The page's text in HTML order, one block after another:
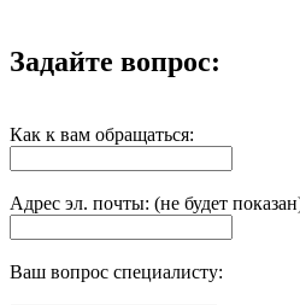
Задайте вопрос:
Как к вам обращаться:
Адрес эл. почты: (не будет
Ваш вопрос специалисту: